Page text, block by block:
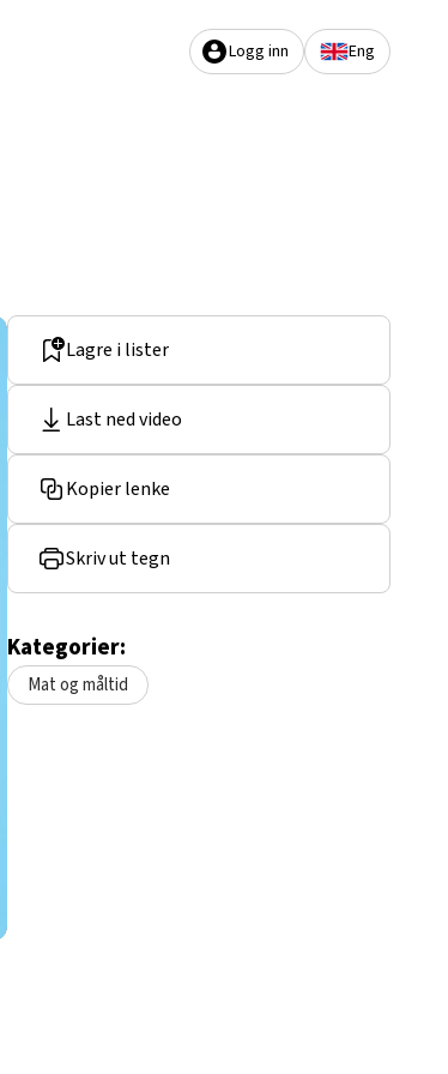
Logg inn Eng
Lagre i lister
Last ned video
Kopier lenke
Skriv ut tegn
Kategorier:
Mat og måltid